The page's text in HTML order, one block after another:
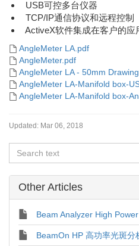
USB可控多台仪器
TCP/IP通信协议和远程控制
ActiveX软件集成在客户的应
AngleMeter LA.pdf
AngleMeter.pdf
AngleMeter LA - 50mm
AngleMeter LA-Manifold box-
AngleMeter LA-Manifold box-
Updated: Mar 06, 2018
Other Articles
Beam Analyzer High
BeamOn HP 高功率光斑分